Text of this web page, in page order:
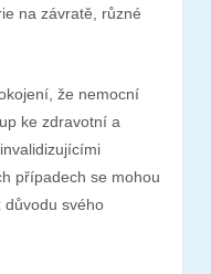
na závratě, různé
že nemocní
ke zdravotní a
případech se mohou
důvodu svého